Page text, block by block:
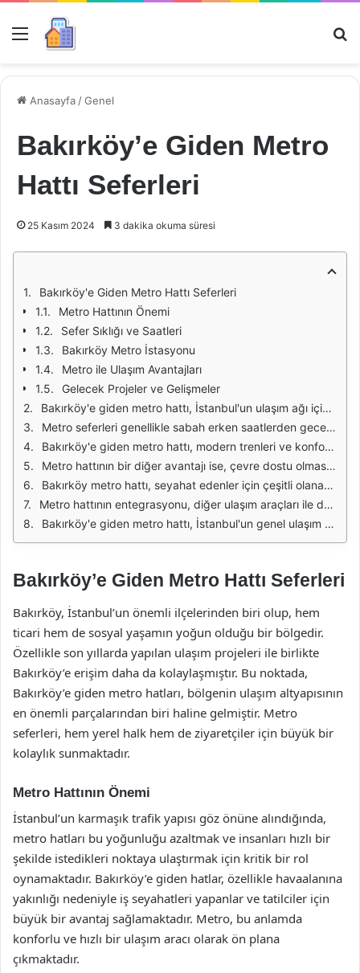
Menü
Anasayfa /Genel
Bakırköy’e Giden Metro
Hattı Seferleri
25 Kasım 2024 3 dakika okuma süresi
Bakırköy'e Giden Metro Hattı Seferleri
Metro Hattının Önemi
Sefer Sıklığı ve Saatleri
Bakırköy Metro İstasyonu
Metro ile Ulaşım Avantajları
Gelecek Projeler ve Gelişmeler
Bakırköy'e giden metro hattı, İstanbul'un ulaşım ağı içinde önemli bir yer tutmaktadır. Bu hat, hem yerli hem de yabancı turistler tarafından sıkça kullanılmakta olup, hızlı ve konforlu bir ulaşım imkanı sunmaktadır. Bakırköy, hem alışveriş merkezleri hem de turistik mekanları ile bilinen bir bölge olduğundan, metro hattı buraya ulaşımı kolaylaştırmaktadır.
Metro seferleri genellikle sabah erken saatlerden gece geç saatlere kadar devam etmektedir. Bu durum, çalışanlar ve öğrenciler için büyük bir avantaj sağlamaktadır. Özellikle hafta içi yoğun saatlerde seferlerin sıklığı artırılmakta, yolcuların bekleme süresi minimize edilmektedir. Bunun sonucunda, kullanıcılar zaman kaybı yaşamadan istedikleri yerlere ulaşabilmektedir.
Bakırköy'e giden metro hattı, modern trenleri ve konforlu vagonları ile dikkat çekmektedir. Yolcular, seyahatleri sırasında rahat bir ortamda yolculuk yapmanın keyfini çıkarmaktadır. Ayrıca, trenlerin sık sefer yapması sayesinde, yolcuların bekleme süreleri de oldukça kısalmaktadır. Bu durum, özellikle acil ulaşım gereksinimi olanlar için büyük bir kolaylık sunmaktadır.
Metro hattının bir diğer avantajı ise, çevre dostu olmasıdır. Toplu taşıma sistemlerinin kullanılması, şehirdeki trafik yoğunluğunu azaltmakta ve hava kirliliğini engellemektedir. Bu bağlamda, Bakırköy'e giden metro hattı, sadece ulaşım sağlamakla kalmayıp, çevre bilincine de katkı sağlamaktadır. Böylece, İstanbul'un sürdürülebilir ulaşım hedeflerine de destek olmaktadır.
Bakırköy metro hattı, seyahat edenler için çeşitli olanaklar sunmaktadır. İstasyonlarda bulunan bilgilendirme ekranları, sefer saatleri ve aktarma bilgileri hakkında güncel bilgi vermektedir. Ayrıca, istasyonlarda yer alan güvenlik kameraları ve personel sayesinde yolcuların güvenliği de sağlanmaktadır. Bu durum, metro kullanımını daha da cazip hale getirmektedir.
Metro hattının entegrasyonu, diğer ulaşım araçları ile de oldukça iyidir. Bakırköy'de, otobüs ve tramvay hatlarına kolayca aktarma yapılabilmektedir. Bu sayede, yolcuların farklı noktalara ulaşımında büyük bir kolaylık sağlanmaktadır. Ayrıca, metro istasyonlarının yakınında bulunan taksi durakları, acil durumlarda alternatif ulaşım imkanı sunmaktadır.
Bakırköy'e giden metro hattı, İstanbul'un genel ulaşım politikasının bir parçası olarak sürekli olarak geliştirilmektedir. Yeni hatların eklenmesi ve mevcut hatların iyileştirilmesi ile şehir içi ulaşımın daha da kolaylaşması hedeflenmektedir. Bu bağlamda, metro hattı, İstanbul'un ulaşım altyapısının önemli bir bileşeni olmaya devam edecektir.
Bakırköy’e Giden Metro Hattı Seferleri
Bakırköy, İstanbul’un önemli ilçelerinden biri olup, hem
ticari hem de sosyal yaşamın yoğun olduğu bir bölgedir.
Özellikle son yıllarda yapılan ulaşım projeleri ile birlikte
Bakırköy’e erişim daha da kolaylaşmıştır. Bu noktada,
Bakırköy’e giden metro hatları, bölgenin ulaşım altyapısının
en önemli parçalarından biri haline gelmiştir. Metro
seferleri, hem yerel halk hem de ziyaretçiler için büyük bir
kolaylık sunmaktadır.
Metro Hattının Önemi
İstanbul’un karmaşık trafik yapısı göz önüne alındığında,
metro hatları bu yoğunluğu azaltmak ve insanları hızlı bir
şekilde istedikleri noktaya ulaştırmak için kritik bir rol
oynamaktadır. Bakırköy’e giden hatlar, özellikle havaalanına
yakınlığı nedeniyle iş seyahatleri yapanlar ve tatilciler için
büyük bir avantaj sağlamaktadır. Metro, bu anlamda
konforlu ve hızlı bir ulaşım aracı olarak ön plana
çıkmaktadır.